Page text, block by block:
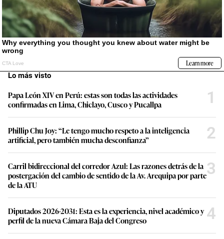
Lo más visto
Papa León XIV en Perú: estas son todas las actividades
confirmadas en Lima, Chiclayo, Cusco y Pucallpa
1
Phillip Chu Joy: “Le tengo mucho respeto a la inteligencia
artificial, pero también mucha desconfianza”
2
Carril bidireccional del corredor Azul: Las razones detrás de la
postergación del cambio de sentido de la Av. Arequipa por parte
de la ATU
3
Diputados 2026-2031: Esta es la experiencia, nivel académico y
perfil de la nueva Cámara Baja del Congreso
4